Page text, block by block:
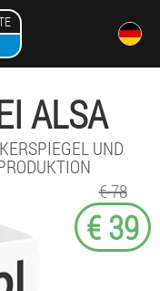
ALSA
UND
€ 78
€ 39